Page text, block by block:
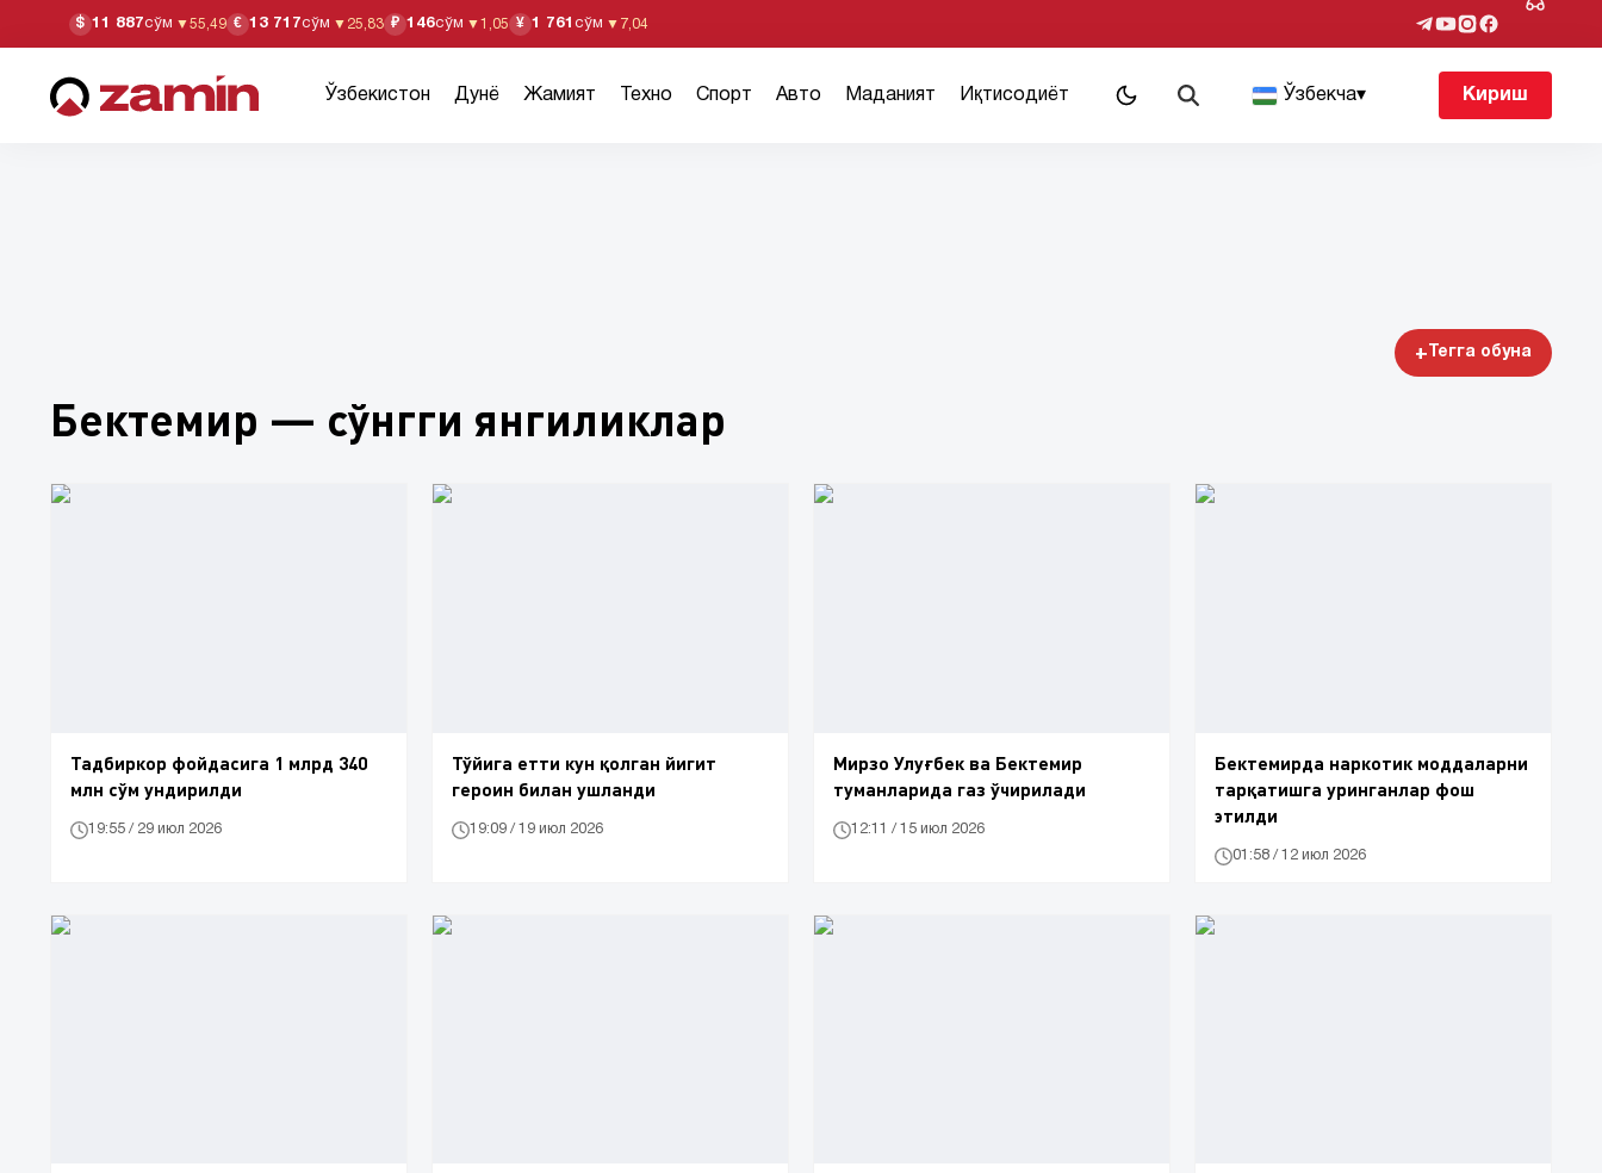
$ 11 887сўм ▼55,49 € 13 717сўм ▼ 25,83 ₽ 146сўм ▼1,05 ¥ 1 761 сўм ▼ 7,04
Ўзбекистон Дунё Жамият Техно Спорт Авто Маданият Иқтисодиёт Ўзбекча▾ Кириш
+ Тегга обуна
Бектемир — сўнгги янгиликлар
Тадбиркор фойдасига 1 млрд 340
млн сўм ундирилди
19:55 / 29 июл 2026
Тўйига етти кун қолган йигит
героин билан ушланди
19:09 / 19 июл 2026
Мирзо Улуғбек ва Бектемир
туманларида газ ўчирилади
12:11 / 15 июл 2026
Бектемирда наркотик моддаларни
тарқатишга уринганлар фош
этилди
01:58 / 12 июл 2026